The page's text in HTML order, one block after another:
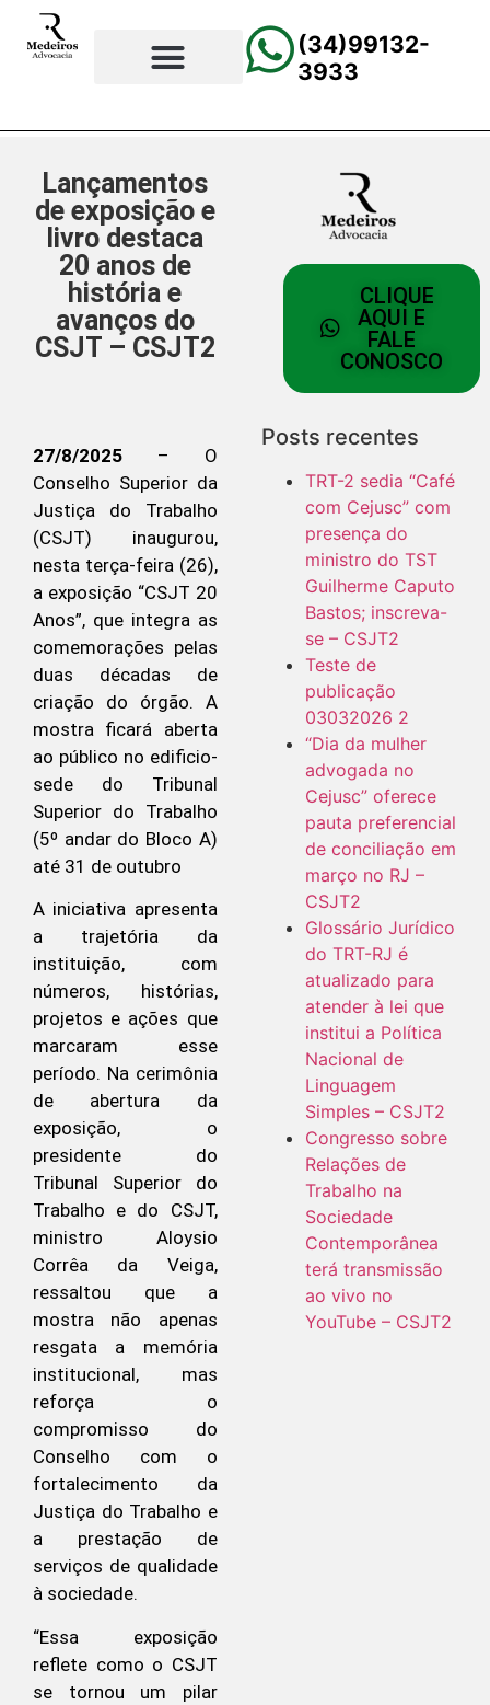
(34)99132-
3933
Lançamentos
de exposição e
livro destaca
20 anos de
história e
avanços do
CSJT – CSJT2
27/8/2025 – O
Conselho Superior da
Justiça do Trabalho
(CSJT) inaugurou,
nesta terça-feira (26),
a exposição “CSJT 20
Anos”, que integra as
comemorações pelas
duas décadas de
criação do órgão. A
mostra ficará aberta
ao público no edificio-
sede do Tribunal
Superior do Trabalho
(5º andar do Bloco A)
até 31 de outubro
A iniciativa apresenta
a trajetória da
instituição, com
números, histórias,
projetos e ações que
marcaram esse
período. Na cerimônia
de abertura da
exposição, o
presidente do
Tribunal Superior do
Trabalho e do CSJT,
ministro Aloysio
Corrêa da Veiga,
ressaltou que a
mostra não apenas
resgata a memória
institucional, mas
reforça o
compromisso do
Conselho com o
fortalecimento da
Justiça do Trabalho e
a prestação de
serviços de qualidade
à sociedade.
“Essa exposição
reflete como o CSJT
se tornou um pilar
CLIQUE
AQUI E
FALE
CONOSCO
Posts recentes
TRT-2 sedia “Café
com Cejusc” com
presença do
ministro do TST
Guilherme Caputo
Bastos; inscreva-
se – CSJT2
Teste de
publicação
03032026 2
“Dia da mulher
advogada no
Cejusc” oferece
pauta preferencial
de conciliação em
março no RJ –
CSJT2
Glossário Jurídico
do TRT-RJ é
atualizado para
atender à lei que
institui a Política
Nacional de
Linguagem
Simples – CSJT2
Congresso sobre
Relações de
Trabalho na
Sociedade
Contemporânea
terá transmissão
ao vivo no
YouTube – CSJT2